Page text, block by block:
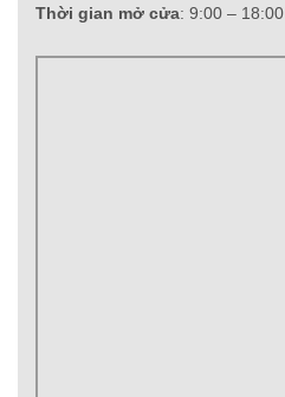
Thời gian mở cửa: 9:00 – 18:00